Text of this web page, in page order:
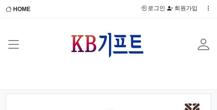
HOME 로그인 회원가입